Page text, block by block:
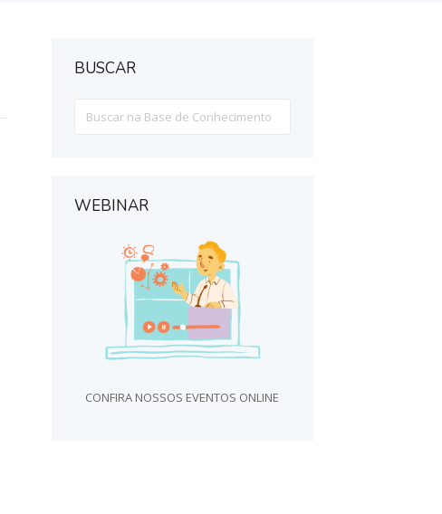
BUSCAR
For
WEBINAR
CONFIRA NOSSOS EVENTOS ONLINE